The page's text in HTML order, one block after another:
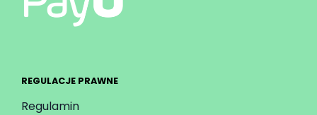
REGULACJE PRAWNE
Regulamin